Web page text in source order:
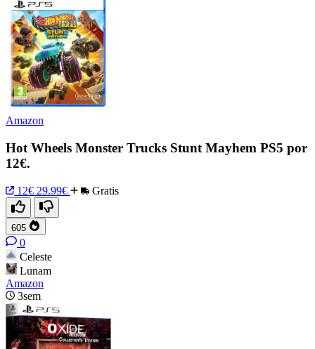
Amazon
Hot Wheels Monster Trucks Stunt Mayhem PS5 por
12€.
12€ 29.99€ Gratis
605
0
Celeste
Lunam
Amazon
3sem